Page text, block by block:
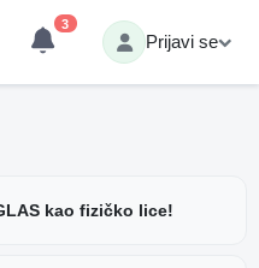
3
Prijavi se
kao fizičko lice!